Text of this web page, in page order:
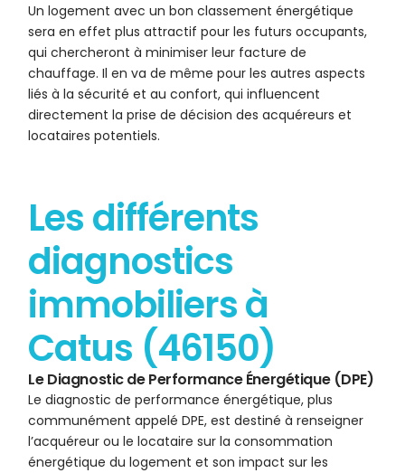
Un logement avec un bon classement énergétique
sera en effet plus attractif pour les futurs occupants,
qui chercheront à minimiser leur facture de
chauffage. Il en va de même pour les autres aspects
liés à la sécurité et au confort, qui influencent
directement la prise de décision des acquéreurs et
locataires potentiels.
Les différents
diagnostics
immobiliers à
Catus (46150)
Le Diagnostic de Performance Énergétique (DPE)
Le diagnostic de performance énergétique, plus
communément appelé DPE, est destiné à renseigner
l’acquéreur ou le locataire sur la consommation
énergétique du logement et son impact sur les